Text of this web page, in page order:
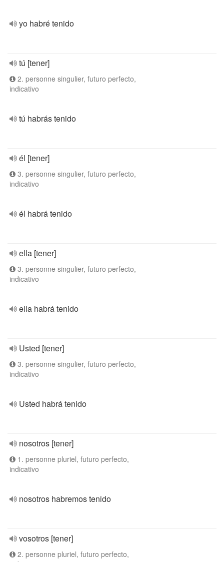
yo habré tenido
tú [tener]
2. personne singulier, futuro perfecto,
indicativo
tú habrás tenido
él [tener]
3. personne singulier, futuro perfecto,
indicativo
él habrá tenido
ella [tener]
3. personne singulier, futuro perfecto,
indicativo
ella habrá tenido
Usted [tener]
3. personne singulier, futuro perfecto,
indicativo
Usted habrá tenido
nosotros [tener]
1. personne pluriel, futuro perfecto,
indicativo
nosotros habremos tenido
vosotros [tener]
2. personne pluriel, futuro perfecto,